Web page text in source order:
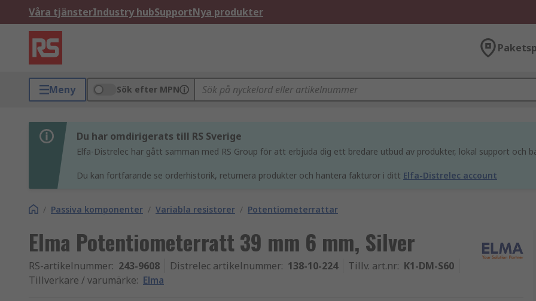
Våra tjänsterIndustry hubSupportNya produkter
Meny Sök efter MPN
Du har omdirigerats till RS Sverige
Elfa-Distrelec har gått samman med RS Group för att erbjuda dig ett bredare utbud av produkter, lokal support och
Du kan fortfarande se orderhistorik, returnera produkter och hantera fakturor i ditt Elfa-Distrelec account
/ Passiva komponenter / Variabla resistorer / Potentiometerrattar
Elma Potentiometerratt 39 mm 6 mm, Silver
RS-artikelnummer: 243-9608 Distrelec artikelnummer: 138-10-224 Tillv. art.nr: K1-DM-S60
Tillverkare / varumärke: Elma